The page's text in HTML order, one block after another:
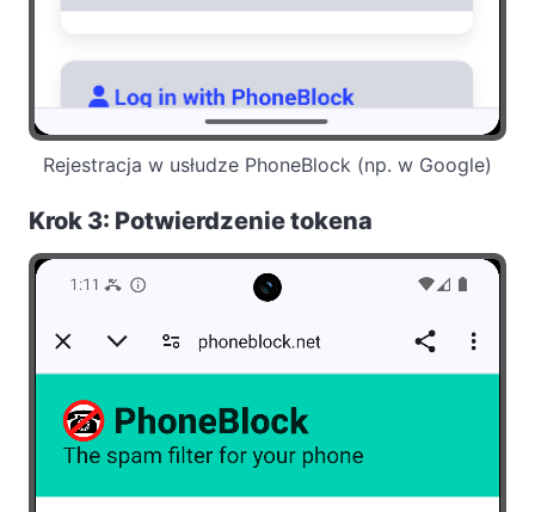
Rejestracja w usłudze PhoneBlock (np. w Google)
Krok 3: Potwierdzenie tokena